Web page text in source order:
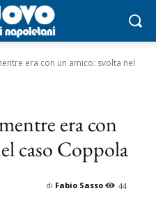
era con un amico: svolta nel
era con
caso Coppola
44
di Fabio Sasso